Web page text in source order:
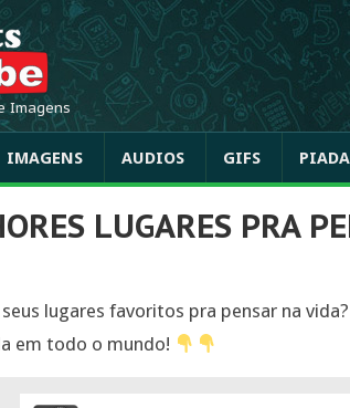
Imagens
IMAGENS AUDIOS GIFS
LUGARES PRA
lugares favoritos pra pensar na vida?
em todo o mundo!